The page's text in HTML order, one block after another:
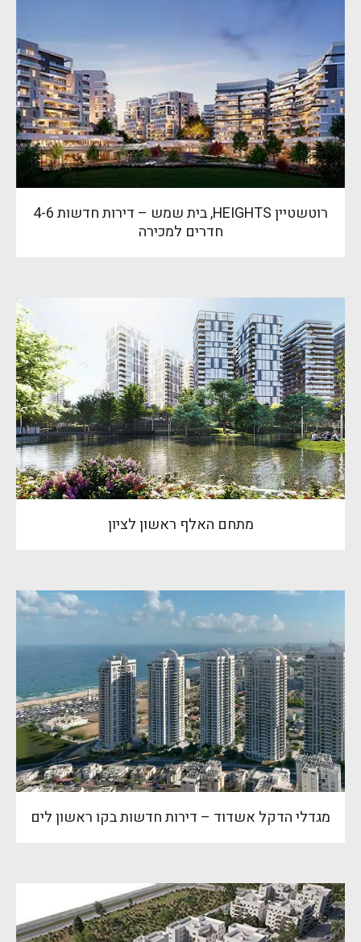
רוטשטיין HEIGHTS, בית שמש – דירות חדשות 4-6
חדרים למכירה
מתחם האלף ראשון לציון
מגדלי הדקל אשדוד – דירות חדשות בקו ראשון לים